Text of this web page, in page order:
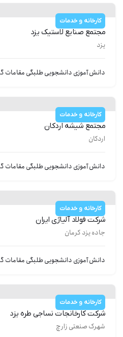
کارخانه و خدمات
مجتمع صنایع لاستیک یزد
یزد
دانش آموزیدانشجوییطلبگیمقامات
کارخانه و خدمات
مجتمع شیشه اردکان
اردکان
دانش آموزیدانشجوییطلبگیمقامات
کارخانه و خدمات
شرکت فولاد آلیاژی ایران
جاده یزد کرمان
دانش آموزیدانشجوییطلبگیمقامات
کارخانه و خدمات
شركت كارخانجات نساجی طره یزد
شهرک صنعتی زارچ